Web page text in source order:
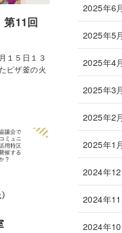
第11回
１５日１３
ピザ釜の火
2025年6月
2025年5月
2025年4月
2025年3月
2025年2月
2025年1月
2024年12
2024年11
2024年10